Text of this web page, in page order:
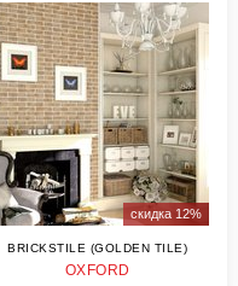
скидка 12%
BRICKSTILE (GOLDEN TILE)
OXFORD